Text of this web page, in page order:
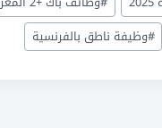
#وظيفة ناطق بالفرنسية